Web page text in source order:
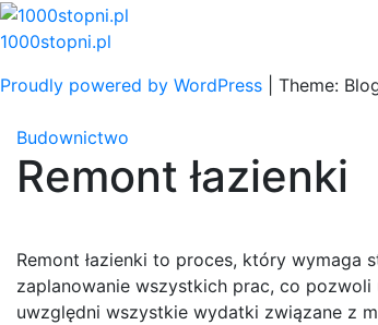
Skip
to
1000stopni.pl
Proudly powered by WordPress
Theme:
Budownictwo
Remont łazienki
Remont łazienki to proces, który wymaga
zaplanowanie wszystkich prac, co
uwzględni wszystkie wydatki związane z